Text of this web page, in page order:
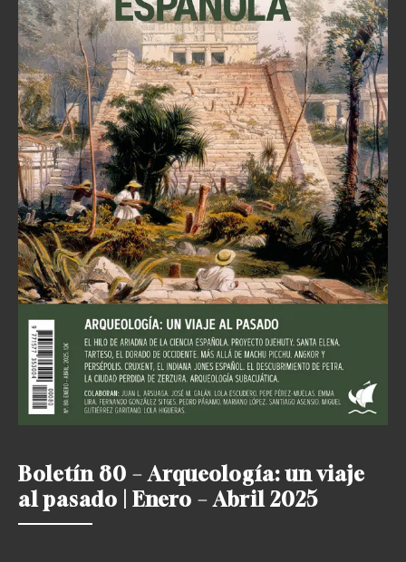
Boletín 80 – Arqueología: un viaje
al pasado | Enero – Abril 2025